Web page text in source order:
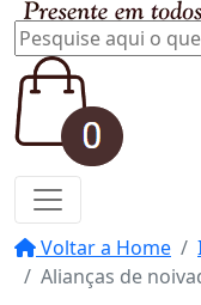
Voltar a Home
Alianças de